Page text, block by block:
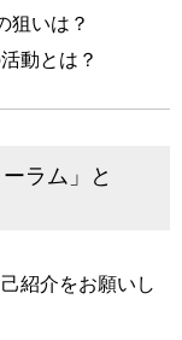
狙いは？
動とは？
ラム」と
紹介をお願いし